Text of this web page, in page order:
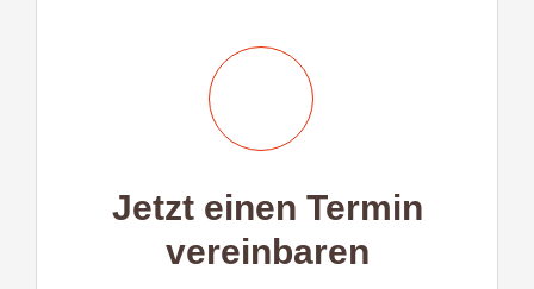
Jetzt einen Termin
vereinbaren